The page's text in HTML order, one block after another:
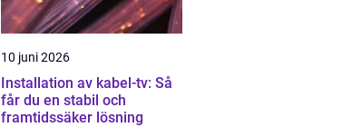
10 juni 2026
Installation av kabel-tv: Så
får du en stabil och
framtidssäker lösning